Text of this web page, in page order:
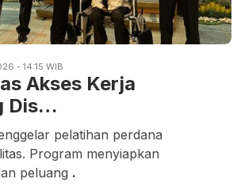
- 14:15 WIB
Akses Kerja
Dis…
pelatihan perdana
Program menyiapkan
peluang .